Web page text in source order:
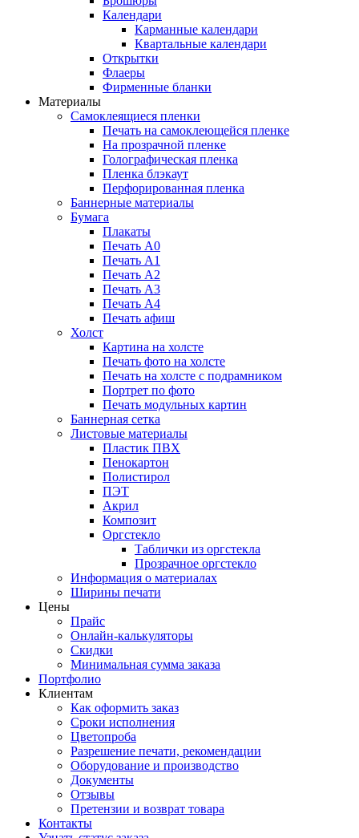
Календари
Карманные календари
Квартальные календари
Открытки
Флаеры
Фирменные бланки
Материалы
Самоклеящиеся пленки
Печать на самоклеющейся пленке
На прозрачной пленке
Голографическая пленка
Пленка блэкаут
Перфорированная пленка
Баннерные материалы
Бумага
Плакаты
Печать А0
Печать А1
Печать А2
Печать А3
Печать А4
Печать афиш
Холст
Картина на холсте
Печать фото на холсте
Печать на холсте с подрамником
Портрет по фото
Печать модульных картин
Баннерная сетка
Листовые материалы
Пластик ПВХ
Пенокартон
Полистирол
ПЭТ
Акрил
Композит
Оргстекло
Таблички из оргстекла
Прозрачное оргстекло
Информация о материалах
Ширины печати
Цены
Прайс
Онлайн-калькуляторы
Скидки
Минимальная сумма заказа
Портфолио
Клиентам
Как оформить заказ
Сроки исполнения
Цветопроба
Разрешение печати, рекомендации
Оборудование и производство
Документы
Отзывы
Претензии и возврат товара
Контакты